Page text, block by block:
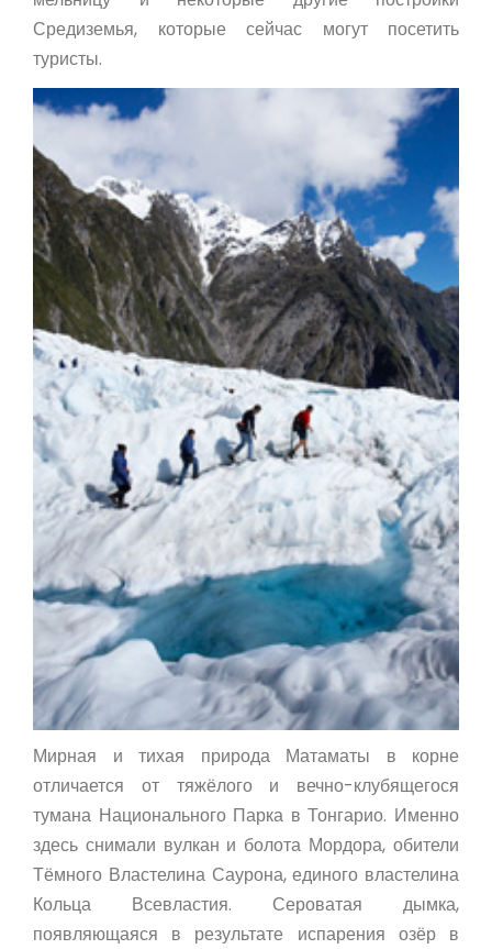
Средиземья, которые сейчас могут посетить
туристы.
Мирная и тихая природа Матаматы в корне
отличается от тяжёлого и вечно-клубящегося
тумана Национального Парка в Тонгарио. Именно
здесь снимали вулкан и болота Мордора, обители
Тёмного Властелина Саурона, единого властелина
Кольца Всевластия. Сероватая дымка,
появляющаяся в результате испарения озёр в